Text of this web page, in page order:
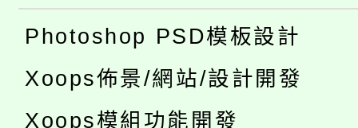
Photoshop PSD模板設計
Xoops佈景/網站/設計開發
Xoops模組功能開發